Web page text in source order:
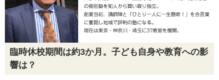
臨時休校期間は約3か月。子ども自身や教育への影
響は？